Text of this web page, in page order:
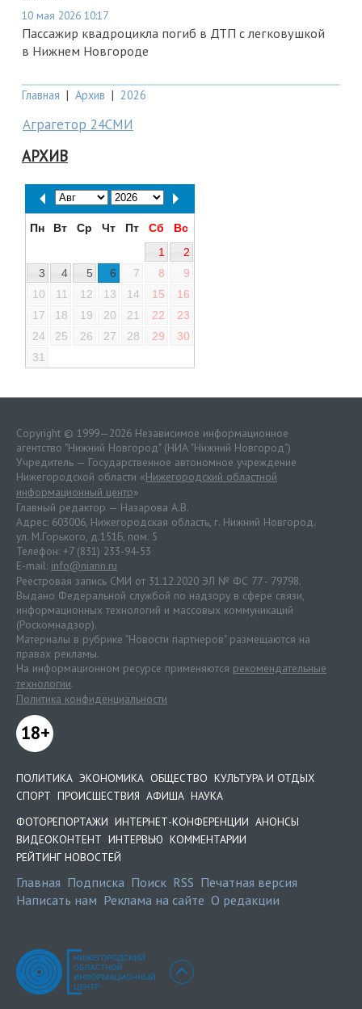
10 мая 2026 10:17
Пассажир квадроцикла погиб в ДТП с легковушкой
в Нижнем Новгороде
Главная | Архив | 2026
Аграгетор 24СМИ
АРХИВ
Пн Вт Ср Чт Пт Сб
Вс
1
2
3
4 5 6 7 8
9
10
11 12 13 14 15
16
17
18 19 20 21 22
23
24
25 26 27 28 29
30
31
Copyright © 1999—2026 Независимое информационное
агентство "Нижний Новгород" (НИА "Нижний Новгород")
Учредитель — Государственное автономное учреждение
Нижегородской области «Нижегородский областной
информационный центр»
Главный редактор — Назарова А.В.
Адрес: 603006, Нижегородская область, г. Нижний Новгород.
ул. М.Горького, д.151Б, пом. 5
Телефон: +7 (831) 233-94-53
E-mail: info@niann.ru
Реестровая запись СМИ от 31.12.2020 ЭЛ № ФС 77 - 79798.
Выдано Федеральной службой по надзору в сфере связи,
информационных технологий и массовых коммуникаций
(Роскомнадзор).
Материалы в рубрике "Новости партнеров" размещаются на
правах рекламы.
На информационном ресурсе применяются рекомендательные
технологии.
Политика конфиденциальности
18+
ПОЛИТИКА ЭКОНОМИКА ОБЩЕСТВО КУЛЬТУРА И ОТДЫХ
СПОРТ ПРОИСШЕСТВИЯ АФИША НАУКА
ФОТОРЕПОРТАЖИ ИНТЕРНЕТ-КОНФЕРЕНЦИИ АНОНСЫ
ВИДЕОКОНТЕНТ ИНТЕРВЬЮ КОММЕНТАРИИ
РЕЙТИНГ НОВОСТЕЙ
Главная Подписка Поиск RSS Печатная версия
Написать нам Реклама на сайте О редакции